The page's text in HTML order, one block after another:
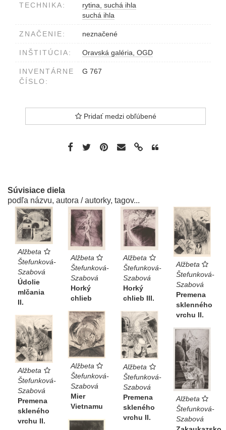
TECHNIKA:
rytina, suchá ihla
suchá ihla
ZNAČENIE: neznačené
INŠTITÚCIA: Oravská galéria, OGD
INVENTÁRNE
ČÍSLO:
G 767
Pridať medzi obľúbené
Súvisiace diela
podľa názvu, autora / autorky, tagov...
Alžbeta
Štefunková-
Szabová
Údolie
mlčania
II.
Alžbeta
Štefunková-
Szabová
Horký
chlieb
Alžbeta
Štefunková-
Szabová
Horký
chlieb III.
Alžbeta
Štefunková-
Szabová
Premena
sklenného
vrchu II.
Alžbeta
Štefunková-
Szabová
Mier
Vietnamu
Alžbeta
Štefunková-
Szabová
Premena
skleného
vrchu II.
Alžbeta
Štefunková-
Szabová
Premena
skleného
vrchu II.
Alžbeta
Štefunková-
Szabová